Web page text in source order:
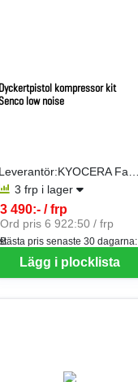
Dyckertpistol kompressor kit
low noise
3 frp i lager
Lägg i plocklista
3 490:- / frp
SEK per FRP
Ord pris 6 922:50 / frp
Bästa pris senaste 30 dagarna: